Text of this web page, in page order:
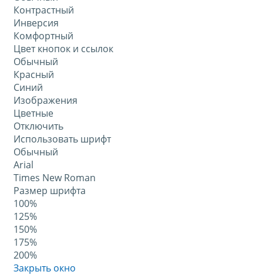
Контрастный
Инверсия
Комфортный
Цвет кнопок и ссылок
Обычный
Красный
Синий
Изображения
Цветные
Отключить
Использовать шрифт
Обычный
Arial
Times New Roman
Размер шрифта
100%
125%
150%
175%
200%
Закрыть окно